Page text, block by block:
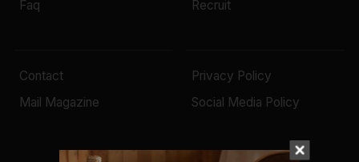
Faq
Recruit
Contact
Mail Magazine
Privacy Policy
Social Media Policy